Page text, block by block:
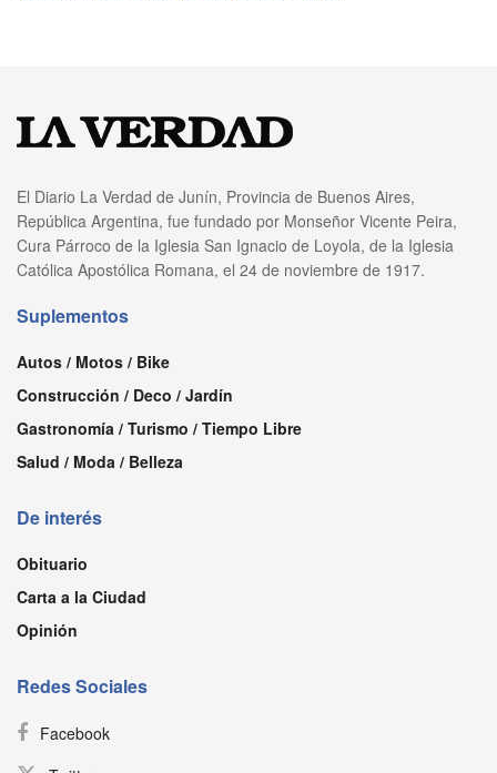
El Diario La Verdad de Junín, Provincia de Buenos Aires,
República Argentina, fue fundado por Monseñor Vicente Peira,
Cura Párroco de la Iglesia San Ignacio de Loyola, de la Iglesia
Católica Apostólica Romana, el 24 de noviembre de 1917.
Suplementos
Autos / Motos / Bike
Construcción / Deco / Jardín
Gastronomía / Turismo / Tiempo Libre
Salud / Moda / Belleza
De interés
Obituario
Carta a la Ciudad
Opinión
Redes Sociales
Facebook